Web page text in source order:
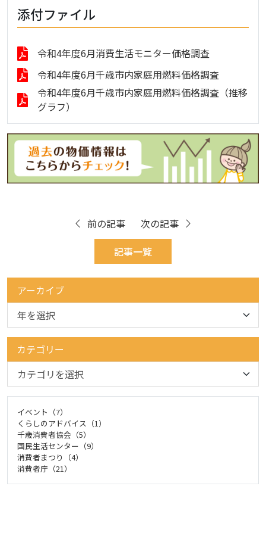
添付ファイル
令和4年度6月消費生活モニター価格調査
令和4年度6月千歳市内家庭用燃料価格調査
令和4年度6月千歳市内家庭用燃料価格調査（推移
グラフ）
前の記事
記事一覧
次の記事
アーカイブ
カテゴリー
イベント（7）
くらしのアドバイス（1）
千歳消費者協会（5）
国民生活センター（9）
消費者まつり（4）
消費者庁（21）